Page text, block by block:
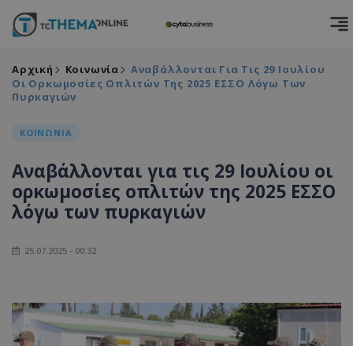
Αρχική Κοινωνία
Αναβάλλονται Για Τις 29 Ιουλίου
Οι Ορκωμοσίες Οπλιτών Της 2025 ΕΣΣΟ Λόγω Των
Πυρκαγιών
ΚΟΙΝΩΝΙΑ
Αναβάλλονται για τις 29 Ιουλίου οι
ορκωμοσίες οπλιτών της 2025 ΕΣΣΟ
λόγω των πυρκαγιών
25.07.2025 - 00:32